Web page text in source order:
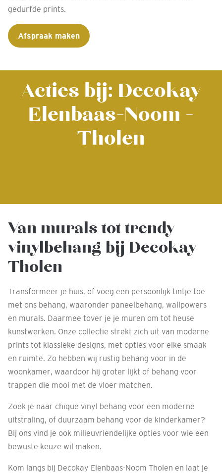
gedurfde prints.
Afspraak maken
Acties bij: Decokay
Elenbaas-Noom -
Tholen
Van murals tot trendy
vinylbehang bij Decokay
Tholen
Transformeer je huis, of voeg een persoonlijk tintje toe
met ons behang, waaronder paneelbehang, wallpowers
en murals. Daarmee tover je je muren om tot heuse
kunstwerken. Onze collectie strekt zich uit van moderne
prints tot klassieke designs, met opties voor elke smaak
en ruimte. Zo hebben wij rustig behang voor in de
woonkamer, waardoor hij groter lijkt of behang voor
trappen die mooi met de vloer matchen.
Zoek je naar chique vinyl behang voor een moderne
uitstraling, of duurzaam behang voor de kinderkamer?
Bij ons vind je ook milieuvriendelijke opties voor wie een
bewuste keuze wil maken.
Kom langs bij Decokay Elenbaas-Noom Tholen en laat je